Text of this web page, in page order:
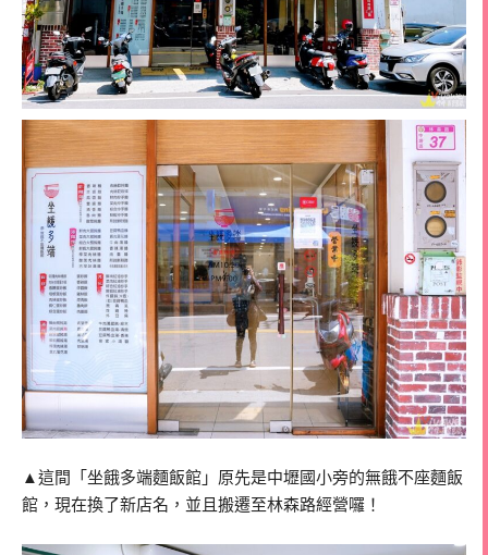
▲這間「坐餓多端麵飯館」原先是中壢國小旁的無餓不座麵飯
館，現在換了新店名，並且搬遷至林森路經營囉！